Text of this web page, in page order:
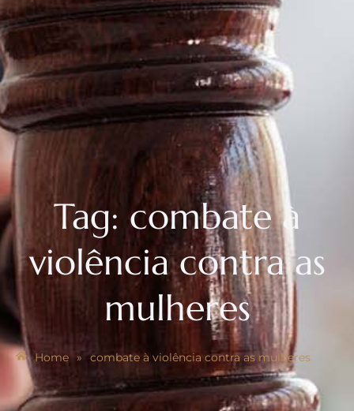
Tag:combate à
violência contra as
mulheres
Home » combate à violência contra as mulheres